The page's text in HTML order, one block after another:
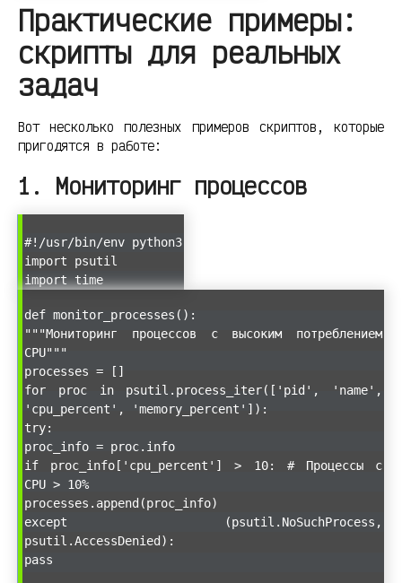
Практические примеры:
скрипты для реальных
задач
Вот несколько полезных примеров скриптов, которые
пригодятся в работе:
1. Мониторинг процессов
#!/usr/bin/env python3
import psutil
import time
def monitor_processes():
"""Мониторинг процессов с высоким потреблением
CPU"""
processes = []
for proc in psutil.process_iter(['pid', 'name',
'cpu_percent', 'memory_percent']):
try:
proc_info = proc.info
if proc_info['cpu_percent'] > 10: # Процессы с
CPU > 10%
processes.append(proc_info)
except (psutil.NoSuchProcess,
psutil.AccessDenied):
pass